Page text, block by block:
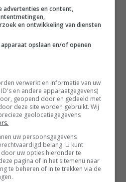
heb ik volledig
overgelaten.
terug op een
week. Ik kan zo’n
ouders
meer dan alleen wat
advertenties en content,
en ontwikkeling van diensten
opslaan en/of openen
verwerkt en informatie van uw
en andere apparaatgegevens)
geopend door en gedeeld met
deze site worden gebruikt. Wij
geolocatiegegevens
uw persoonsgegevens
belang. U kunt
uw opties hieronder te
pagina of in het sitemenu naar
te beheren of in te trekken via de